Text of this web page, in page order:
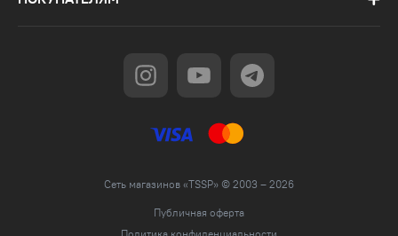
Сеть магазинов «TSSP» © 2003 – 2026
Публичная оферта